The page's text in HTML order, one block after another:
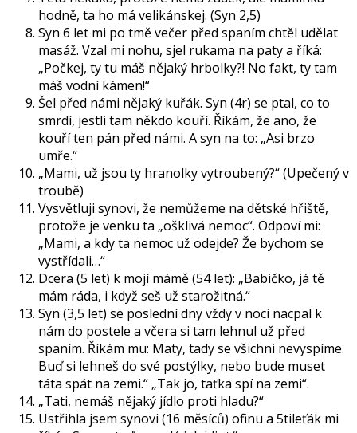
hodně, ta ho má velikánskej. (Syn 2,5)
Syn 6 let mi po tmě večer před spaním chtěl udělat
masáž. Vzal mi nohu, sjel rukama na paty a říká:
„Počkej, ty tu máš nějaký hrbolky?! No fakt, ty tam
máš vodní kámen!“
Šel před námi nějaký kuřák. Syn (4r) se ptal, co to
smrdí, jestli tam někdo kouří. Říkám, že ano, že
kouří ten pán před námi. A syn na to: „Asi brzo
umře.“
„Mami, už jsou ty hranolky vytroubený?“ (Upečený v
troubě)
Vysvětluji synovi, že nemůžeme na dětské hřiště,
protože je venku ta „ošklivá nemoc“. Odpoví mi:
„Mami, a kdy ta nemoc už odejde? Že bychom se
vystřídali…“
Dcera (5 let) k mojí mámě (54 let): „Babičko, já tě
mám ráda, i když seš už starožitná.“
Syn (3,5 let) se poslední dny vždy v noci nacpal k
nám do postele a včera si tam lehnul už před
spaním. Říkám mu: Maty, tady se všichni nevyspíme.
Buď si lehneš do své postýlky, nebo bude muset
táta spát na zemi.“ „Tak jo, taťka spí na zemi“.
„Tati, nemáš nějaký jídlo proti hladu?“
Ustřihla jsem synovi (16 měsíců) ofinu a 5tileťák mi